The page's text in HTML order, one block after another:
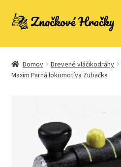
Preskočiť
Preskočiť
Domovská stránka
Kontakt
Domov Drevené vláčikodráhy
Maxim Parná lokomotíva Zubačka